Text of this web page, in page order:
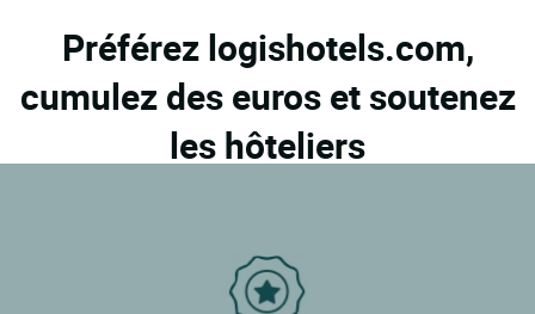
Préférez logishotels.com,
cumulez des euros et soutenez
les hôteliers